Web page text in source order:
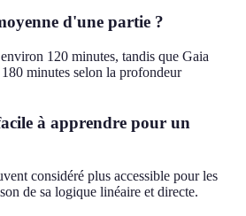
d'une partie ?
120 minutes, tandis que Gaia
minutes selon la profondeur
à apprendre pour un
considéré plus accessible pour les
de sa logique linéaire et directe.